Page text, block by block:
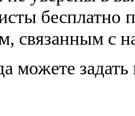
связанным с
можете